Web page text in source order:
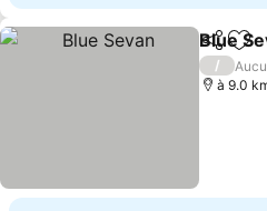
Partager
Blue
/
à 9.0